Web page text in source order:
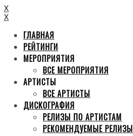
X
X
ГЛАВНАЯ
РЕЙТИНГИ
МЕРОПРИЯТИЯ
ВСЕ МЕРОПРИЯТИЯ
АРТИСТЫ
ВСЕ АРТИСТЫ
ДИСКОГРАФИЯ
РЕЛИЗЫ ПО АРТИСТАМ
РЕКОМЕНДУЕМЫЕ РЕЛИЗЫ